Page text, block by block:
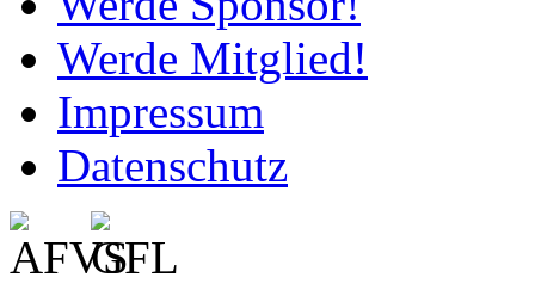
Werde Mitglied!
Impressum
Datenschutz